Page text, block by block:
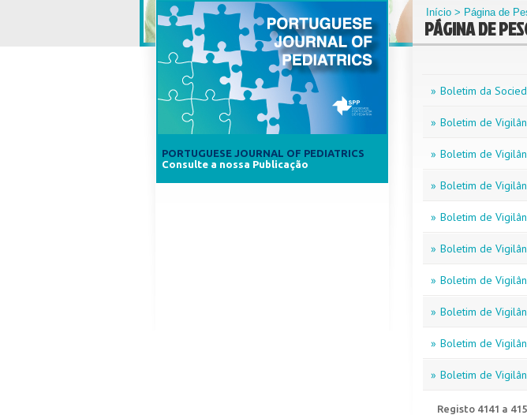
PORTUGUESE JOURNAL OF PEDIATRICS
Consulte a nossa Publicação
Início > Página de
PÁGINA DE
» Boletim da
» Boletim de
» Boletim de
» Boletim de
» Boletim de
» Boletim de
» Boletim de
» Boletim de
» Boletim de
» Boletim de
Registo 4141 a